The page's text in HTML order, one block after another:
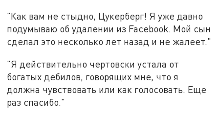
"Как вам не стыдно, Цукерберг! Я уже давно
подумываю об удалении из Facebook. Мой сын
сделал это несколько лет назад и не жалеет."
"Я действительно чертовски устала от
богатых дебилов, говорящих мне, что я
должна чувствовать или как голосовать. Еще
раз спасибо."